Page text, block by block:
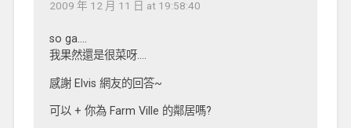
2009 年 12 月 11 日 at 19:58:40
so ga….
我果然還是很菜呀….
感謝 Elvis 網友的回答~
可以 + 你為 Farm Ville 的鄰居嗎?